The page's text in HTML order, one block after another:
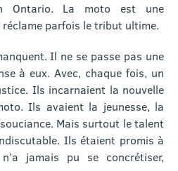
Ontario. La moto est une
parfois le tribut ultime.
Il ne se passe pas une
à eux. Avec, chaque fois, un
Ils incarnaient la nouvelle
Ils avaient la jeunesse, la
Mais surtout le talent
Ils étaient promis à
jamais pu se concrétiser,